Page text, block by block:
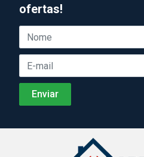
ofertas!